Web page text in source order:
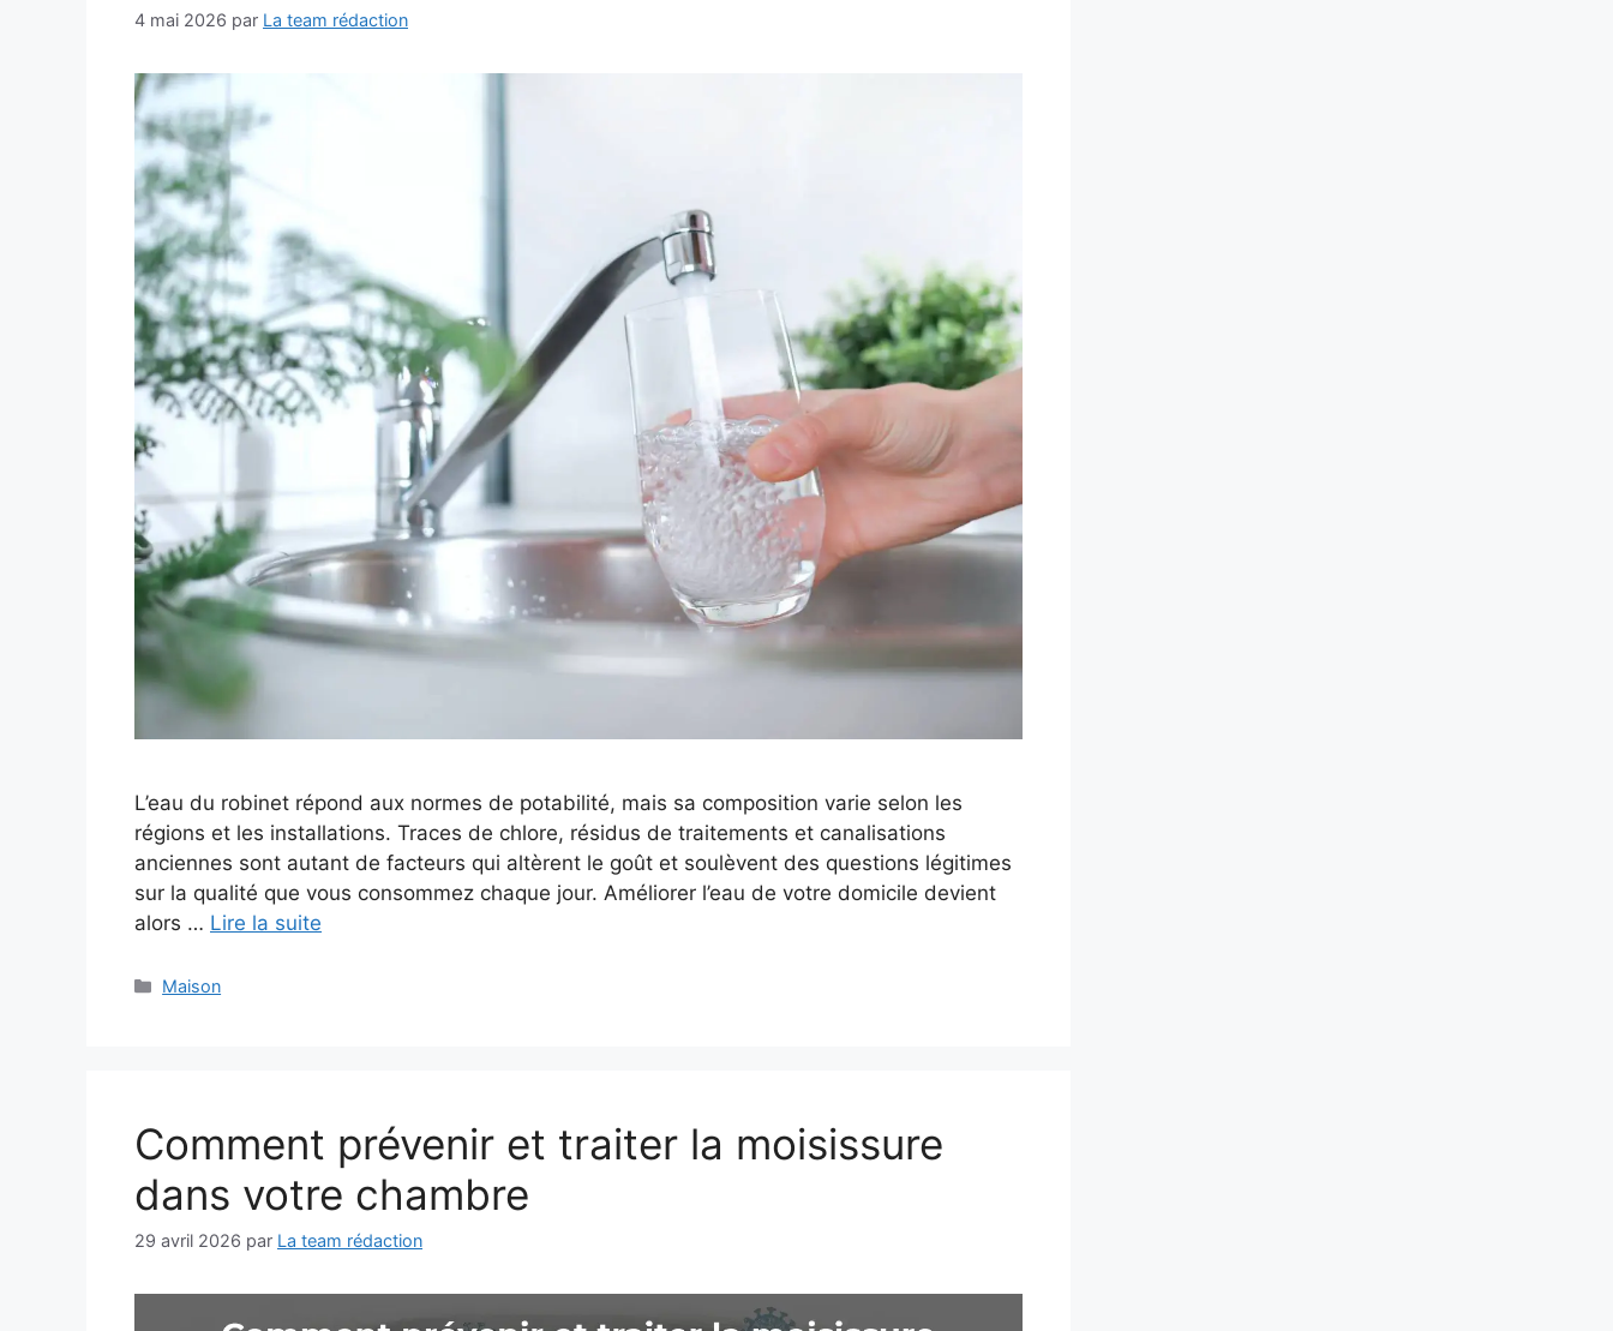
4 mai 2026 par La team rédaction
L’eau du robinet répond aux normes de potabilité, mais sa composition varie selon les
régions et les installations. Traces de chlore, résidus de traitements et canalisations
anciennes sont autant de facteurs qui altèrent le goût et soulèvent des questions légitimes
sur la qualité que vous consommez chaque jour. Améliorer l’eau de votre domicile devient
alors … Lire la suite
Catégories
Maison
Comment prévenir et traiter la moisissure
dans votre chambre
29 avril 2026 par La team rédaction